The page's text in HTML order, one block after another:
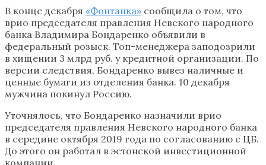
В конце декабря «Фонтанка» сообщила о том, что
врио председателя правления Невского народного
банка Владимира Бондаренко объявили в
федеральный розыск. Топ-менеджера заподозрили
в хищении 3 млрд руб. у кредитной организации. По
версии следствия, Бондаренко вывез наличные и
ценные бумаги из отделения банка. 10 декабря
мужчина покинул Россию.
Уточнялось, что Бондаренко назначили врио
председателя правления Невского народного банка
в середине октября 2019 года по согласованию с ЦБ.
До этого он работал в эстонской инвестиционной
компании.